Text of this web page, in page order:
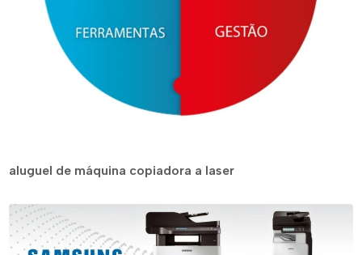
aluguel de máquina copiadora a laser